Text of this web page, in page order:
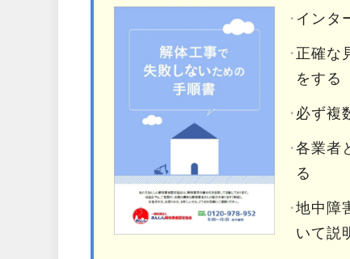
インタ
正確な
をする
必ず複
各業者
る
地中障
いて説